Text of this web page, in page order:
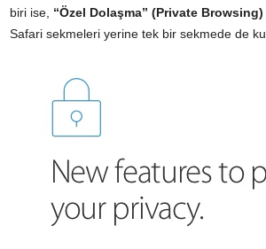
biri ise, “Özel Dolaşma” (Private Browsing)
Safari sekmeleri yerine tek bir sekmede de